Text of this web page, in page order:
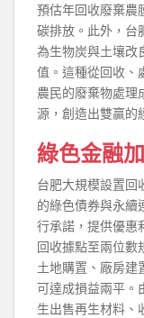
預估年回收廢棄農
碳排放。此外，台
為生物炭與土壤改
值。這種從回收、
農民的廢棄物處理
源，創造出雙贏的
綠色金融
台肥大規模設置回
的綠色債券與永續
行承諾，提供優惠
回收據點至兩位數
土地購置、廠房建
可達成損益兩平。
生出售再生材料、